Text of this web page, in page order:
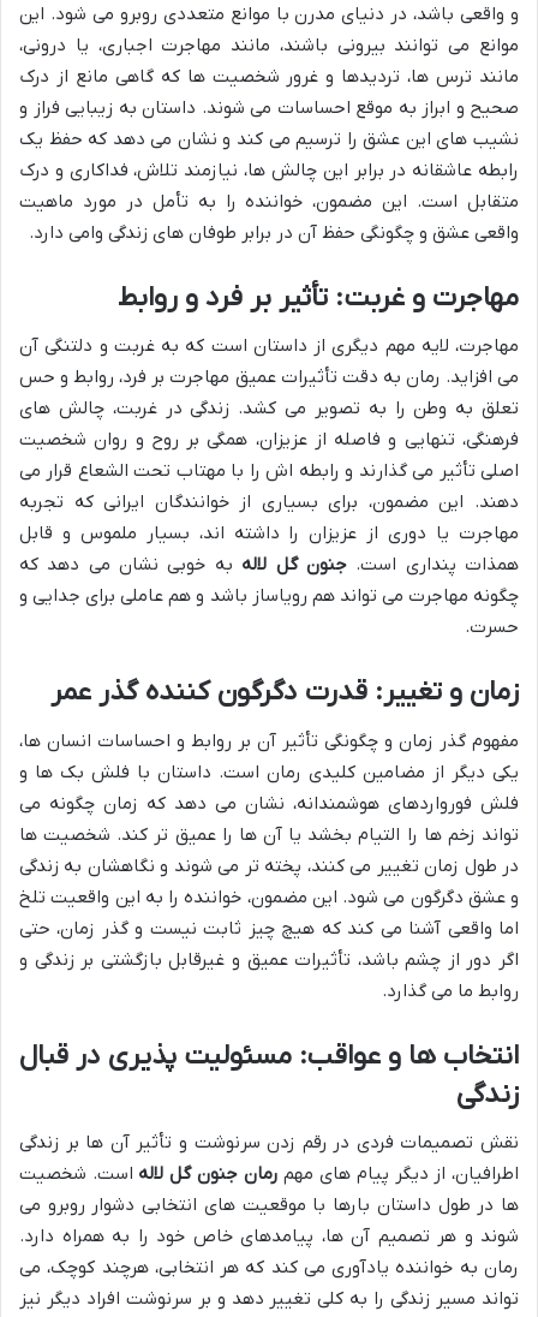
و واقعی باشد، در دنیای مدرن با موانع متعددی روبرو می شود. این
موانع می توانند بیرونی باشند، مانند مهاجرت اجباری، یا درونی،
مانند ترس ها، تردیدها و غرور شخصیت ها که گاهی مانع از درک
صحیح و ابراز به موقع احساسات می شوند. داستان به زیبایی فراز و
نشیب های این عشق را ترسیم می کند و نشان می دهد که حفظ یک
رابطه عاشقانه در برابر این چالش ها، نیازمند تلاش، فداکاری و درک
متقابل است. این مضمون، خواننده را به تأمل در مورد ماهیت
واقعی عشق و چگونگی حفظ آن در برابر طوفان های زندگی وامی دارد.
مهاجرت و غربت: تأثیر بر فرد و روابط
مهاجرت، لایه مهم دیگری از داستان است که به غربت و دلتنگی آن
می افزاید. رمان به دقت تأثیرات عمیق مهاجرت بر فرد، روابط و حس
تعلق به وطن را به تصویر می کشد. زندگی در غربت، چالش های
فرهنگی، تنهایی و فاصله از عزیزان، همگی بر روح و روان شخصیت
اصلی تأثیر می گذارند و رابطه اش را با مهتاب تحت الشعاع قرار می
دهند. این مضمون، برای بسیاری از خوانندگان ایرانی که تجربه
مهاجرت یا دوری از عزیزان را داشته اند، بسیار ملموس و قابل
همذات پنداری است.جنون گل لاله به خوبی نشان می دهد که
چگونه مهاجرت می تواند هم رویاساز باشد و هم عاملی برای جدایی و
حسرت.
زمان و تغییر: قدرت دگرگون کننده گذر عمر
مفهوم گذر زمان و چگونگی تأثیر آن بر روابط و احساسات انسان ها،
یکی دیگر از مضامین کلیدی رمان است. داستان با فلش بک ها و
فلش فورواردهای هوشمندانه، نشان می دهد که زمان چگونه می
تواند زخم ها را التیام بخشد یا آن ها را عمیق تر کند. شخصیت ها
در طول زمان تغییر می کنند، پخته تر می شوند و نگاهشان به زندگی
و عشق دگرگون می شود. این مضمون، خواننده را به این واقعیت تلخ
اما واقعی آشنا می کند که هیچ چیز ثابت نیست و گذر زمان، حتی
اگر دور از چشم باشد، تأثیرات عمیق و غیرقابل بازگشتی بر زندگی و
روابط ما می گذارد.
انتخاب ها و عواقب: مسئولیت پذیری در قبال
زندگی
نقش تصمیمات فردی در رقم زدن سرنوشت و تأثیر آن ها بر زندگی
اطرافیان، از دیگر پیام های مهم رمان جنون گل لاله است. شخصیت
ها در طول داستان بارها با موقعیت های انتخابی دشوار روبرو می
شوند و هر تصمیم آن ها، پیامدهای خاص خود را به همراه دارد.
رمان به خواننده یادآوری می کند که هر انتخابی، هرچند کوچک، می
تواند مسیر زندگی را به کلی تغییر دهد و بر سرنوشت افراد دیگر نیز